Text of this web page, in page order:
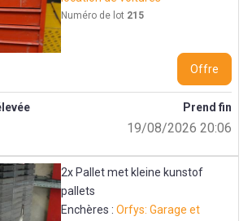
Numéro de lot 215
Offre
Prend fin
19/08/2026 20:06
2x Pallet met kleine kunstof
pallets
Enchères :Orfys: Garage et